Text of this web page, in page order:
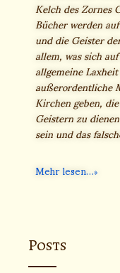
Kelch des Zornes
Bücher werden
und die Geister
allem, was sich
allgemeine
außerordentliche
Kirchen geben,
Geistern zu
sein und das
Mehr lesen…
Posts